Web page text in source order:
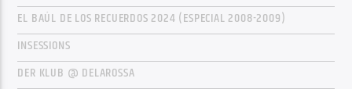
EL BAÚL DE LOS RECUERDOS 2024 (ESPECIAL 2008-2009)
INSESSIONS
DER KLUB @ DELAROSSA